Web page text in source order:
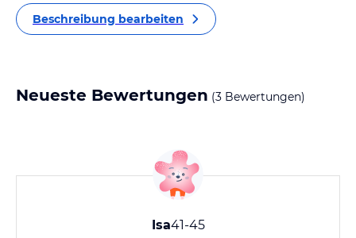
Beschreibung bearbeiten
Neueste Bewertungen (3 Bewertungen)
Isa41-45